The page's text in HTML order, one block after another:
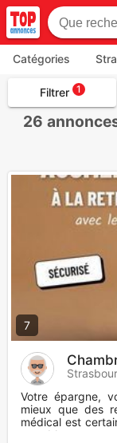
Catégories
Filtrer 1
26
7
Votre épargne,
mieux que des
médical est
rentables